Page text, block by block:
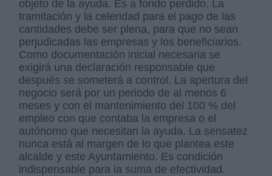
objeto de la ayuda. Es a fondo perdido. La
tramitación y la celeridad para el pago de las
cantidades debe ser plena, para que no sean
perjudicadas las empresas y los beneficiarios.
Como documentación inicial necesaria se
exigirá una declaración responsable que
después se someterá a control. La apertura del
negocio será por un periodo de al menos 6
meses y con el mantenimiento del 100 % del
empleo con que contaba la empresa o el
autónomo que necesitan la ayuda. La sensatez
nunca está al margen de lo que plantea este
alcalde y este Ayuntamiento. Es condición
indispensable para la suma de efectividad.